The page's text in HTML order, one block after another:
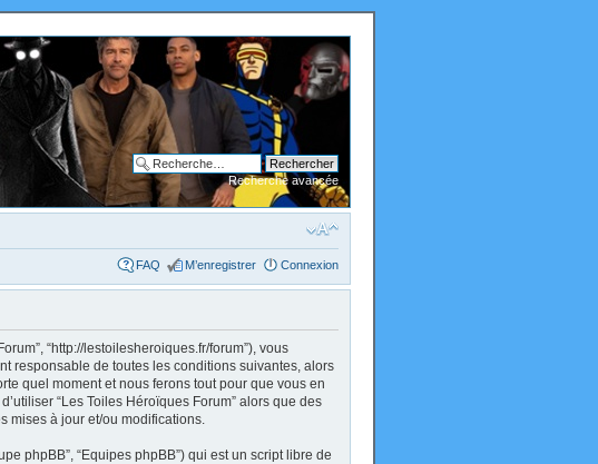
Recherche avancée
FAQ M’enregistrer Connexion
“http://lestoilesheroiques.fr/forum”), vous
responsable de toutes les conditions suivantes, alors
quel moment et nous ferons tout pour que vous en
“Les Toiles Héroïques Forum” alors que des
mises à jour et/ou modifications.
phpBB”, “Equipes phpBB”) qui est un script libre de